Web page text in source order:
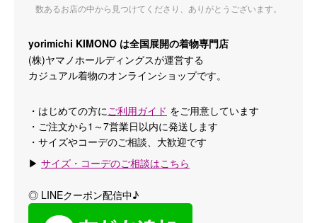
数あるお店の中から見つけてくださり、ありがとうございます。
yorimichi KIMONO は全国展開の着物専門店
(株)ヤマノホールディングスが運営する
カジュアル着物のオンラインショップです。
・はじめての方にご利用ガイド をご用意しています
・ご注文から1～7営業日以内に発送します
・サイズやコーデのご相談、大歓迎です
▶ サイズ・コーデのご相談はこちら
◎ LINEクーポン配信中♪